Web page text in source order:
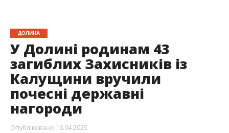
ДОЛИНА
У Долині родинам 43
загиблих Захисників із
Калущини вручили
почесні державні
нагороди
Опубліковано 16.04.2025